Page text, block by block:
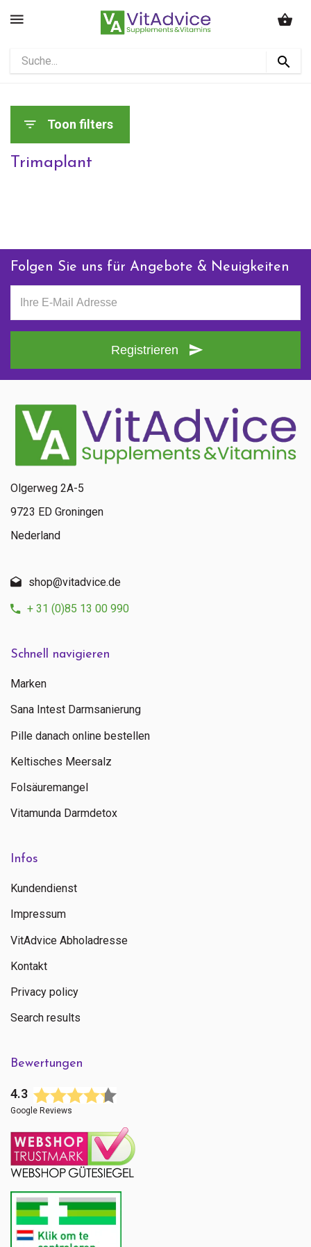
Toon filters
Trimaplant
Folgen Sie uns für Angebote & Neuigkeiten
Registrieren
Schnell navigieren
Marken
Sana Intest Darmsanierung
Pille danach online bestellen
Keltisches Meersalz
Folsäuremangel
Vitamunda Darmdetox
Infos
Kundendienst
Impressum
VitAdvice Abholadresse
Kontakt
Privacy policy
Search results
Bewertungen
4.3
Google Reviews
Olgerweg 2A-5
9723 ED Groningen
Nederland
shop@vitadvice.de
+ 31 (0)85 13 00 990